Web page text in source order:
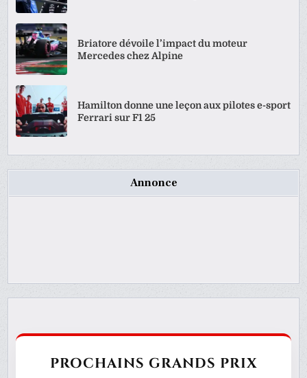
Briatore dévoile l’impact du moteur
Mercedes chez Alpine
Hamilton donne une leçon aux pilotes e-sport
Ferrari sur F1 25
Annonce
PROCHAINS GRANDS PRIX